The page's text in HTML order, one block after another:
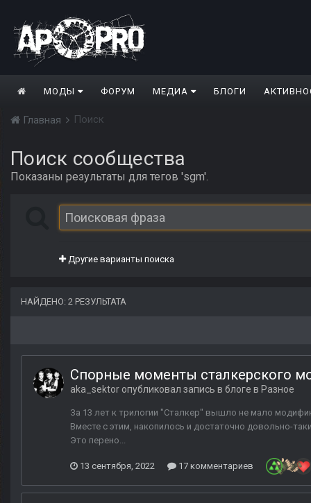
МОДЫ ФОРУМ МЕДИА БЛОГИ
Главная Поиск
Поиск сообщества
Показаны результаты для тегов 'sgm'.
Другие варианты поиска
НАЙДЕНО: 2 РЕЗУЛЬТАТА
Спорные моменты сталкерского
aka_sektor опубликовал запись в блоге в Разное
За 13 лет к трилогии "Сталкер" вышло не мало
Вместе с этим, накопилось и достаточно довольно-
Это перено...
13 сентября, 2022 17 комментариев